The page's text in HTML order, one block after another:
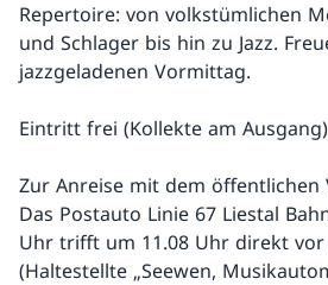
Repertoire: von volkstümlichen
und Schlager bis hin zu Jazz.
jazzgeladenen Vormittag.
Eintritt frei (Kollekte am
Zur Anreise mit dem öffentlichen
Das Postauto Linie 67 Liestal
Uhr trifft um 11.08 Uhr direkt
(Haltestellte „Seewen,